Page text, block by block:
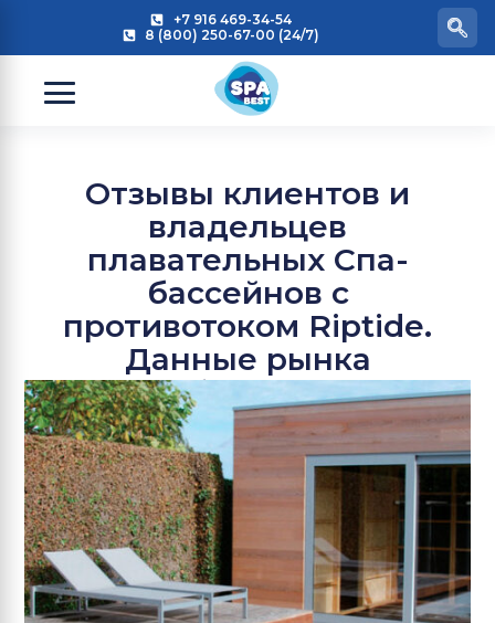
+7 916 469-34-54
8 (800) 250-67-00 (24/7)
Отзывы клиентов и
владельцев
плавательных Спа-
бассейнов с
противотоком Riptide.
Данные рынка
Великобритании 2026